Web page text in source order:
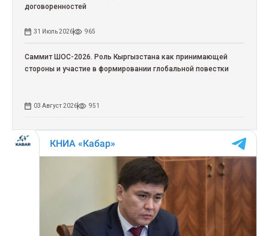
договоренностей
31 Июль 2026 965
Саммит ШОС-2026. Роль Кыргызстана как принимающей
стороны и участие в формировании глобальной повестки
03 Август 2026 951